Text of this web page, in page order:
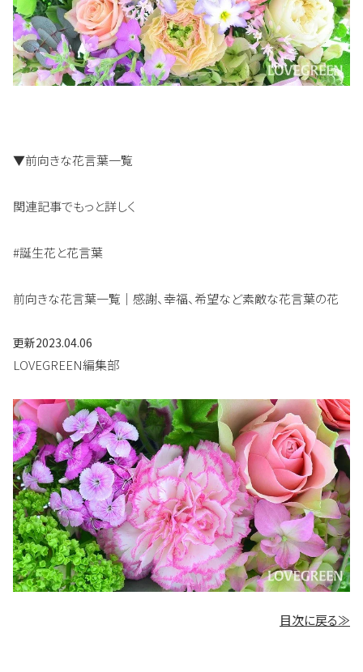
▼前向きな花言葉一覧
関連記事でもっと詳しく
#誕生花と花言葉
前向きな花言葉一覧｜感謝、幸福、希望など素敵な花言葉の花
更新2023.04.06
LOVEGREEN編集部
目次に戻る≫